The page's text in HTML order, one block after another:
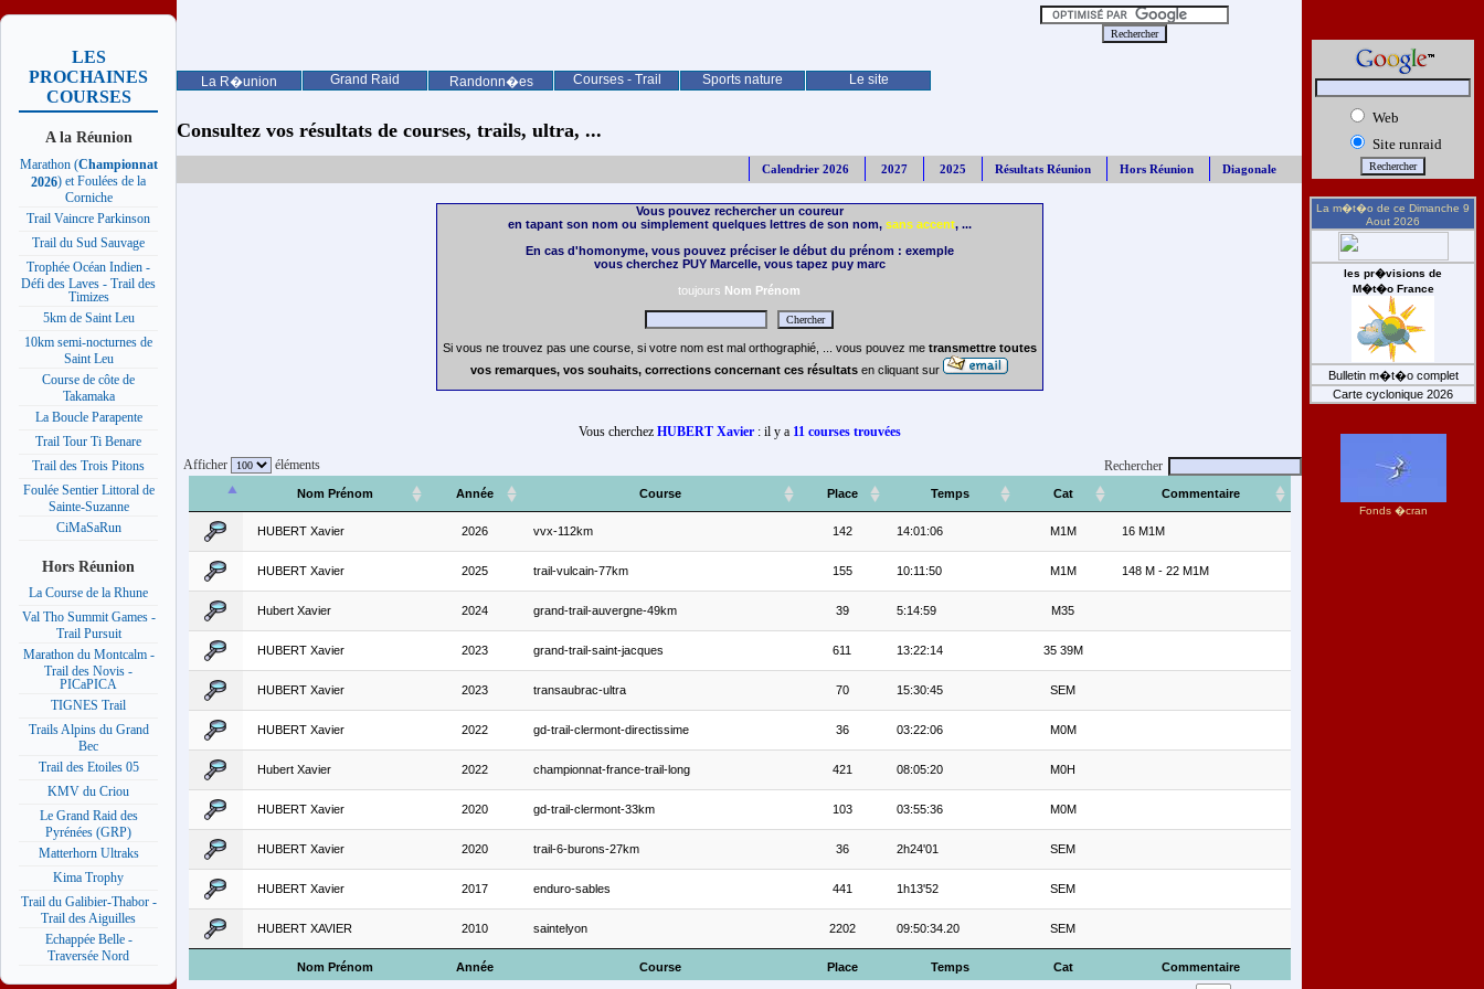
La R�union Grand Raid Randonn�es Courses - Trail Sports nature Le site
LES
PROCHAINES
COURSES
A la Réunion
Marathon (Championnat
2026) et Foulées de la
Corniche
Trail Vaincre Parkinson
Trail du Sud Sauvage
Trophée Océan Indien -
Défi des Laves - Trail des
Timizes
5km de Saint Leu
10km semi-nocturnes de
Saint Leu
Course de côte de
Takamaka
La Boucle Parapente
Trail Tour Ti Benare
Trail des Trois Pitons
Foulée Sentier Littoral de
Sainte-Suzanne
CiMaSaRun
Hors Réunion
La Course de la Rhune
Val Tho Summit Games -
Trail Pursuit
Marathon du Montcalm -
Trail des Novis -
PICaPICA
TIGNES Trail
Trails Alpins du Grand
Bec
Trail des Etoiles 05
KMV du Criou
Le Grand Raid des
Pyrénées (GRP)
Matterhorn Ultraks
Kima Trophy
Trail du Galibier-Thabor -
Trail des Aiguilles
Echappée Belle -
Traversée Nord
Consultez vos résultats de courses, trails, ultra, ...
Calendrier 2026 2027 2025 Résultats Réunion Hors Réunion Diagonale
Vous pouvez rechercher un coureur
en tapant son nom ou simplement quelques lettres de son nom, sans accent, ...
En cas d'homonyme, vous pouvez préciser le début du prénom : exemple
vous cherchez PUY Marcelle, vous tapez puy marc
toujours Nom Prénom
Si vous ne trouvez pas une course, si votre nom est mal orthographié, ... vous pouvez me transmettre toutes
vos remarques, vos souhaits, corrections concernant ces résultats en cliquant sur
Vous cherchez HUBERT Xavier: il y a 11 courses trouvées
Afficher éléments Rechercher
Nom Prénom Année Course Place Temps Cat Commentaire
Nom Prénom Année Course Place Temps Cat Commentaire
HUBERT Xavier 2026 vvx-112km 142 14:01:06 M1M 16 M1M
HUBERT Xavier 2025 trail-vulcain-77km 155 10:11:50 M1M 148 M - 22 M1M
Hubert Xavier 2024 grand-trail-auvergne-49km 39 5:14:59 M35
HUBERT Xavier 2023 grand-trail-saint-jacques 611 13:22:14 35 39M
HUBERT Xavier 2023 transaubrac-ultra 70 15:30:45 SEM
HUBERT Xavier 2022 gd-trail-clermont-directissime 36 03:22:06 M0M
Hubert Xavier 2022 championnat-france-trail-long 421 08:05:20 M0H
HUBERT Xavier 2020 gd-trail-clermont-33km 103 03:55:36 M0M
HUBERT Xavier 2020 trail-6-burons-27km 36 2h24'01 SEM
HUBERT Xavier 2017 enduro-sables 441 1h13'52 SEM
HUBERT XAVIER 2010 saintelyon 2202 09:50:34.20 SEM
Web
Site runraid
La m�t�o de ce Dimanche 9
Aout 2026
les pr�visions de
M�t�o France
Bulletin m�t�o complet
Carte cyclonique 2026
Fonds �cran